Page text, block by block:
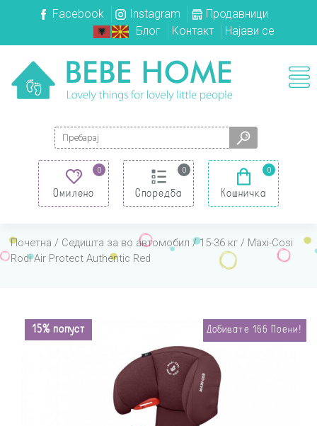
Facebook Instagram
Продавници
Блог
Контакт Најави се
Search for:
0
Омилено
0
Споредба
0
Кошничка
Почетна / Седишта за во автомобил /15-36 кг / Maxi-Cosi
Rodi Air Protect Authentic Red
15% попуст Добивате 166 Поени!